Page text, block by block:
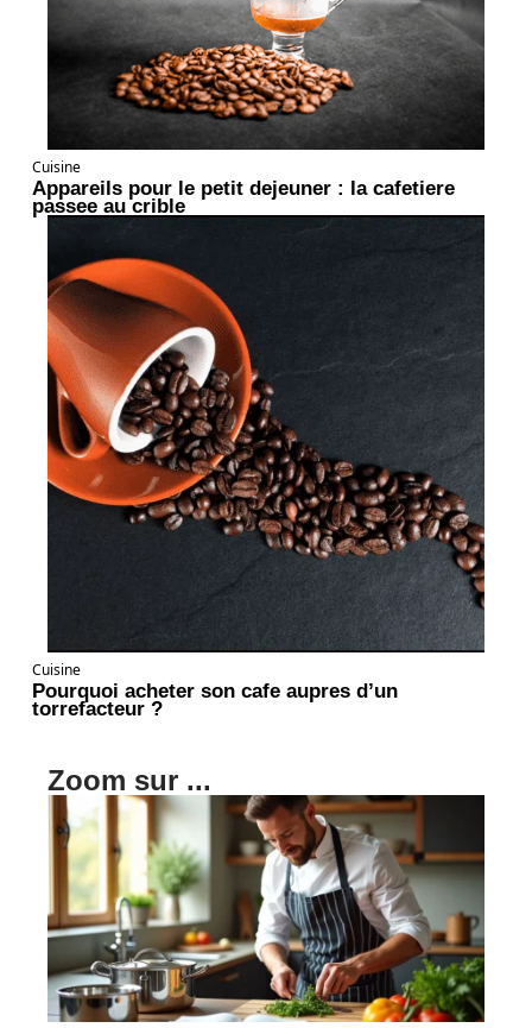
Cuisine
Appareils pour le petit dejeuner : la cafetiere
passee au crible
Cuisine
Pourquoi acheter son cafe aupres d’un
torrefacteur ?
Zoom sur ...